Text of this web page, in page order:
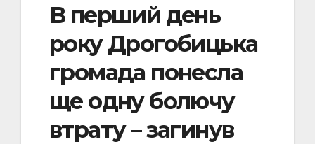
В перший день
року Дрогобицька
громада понесла
ще одну болючу
втрату – загинув